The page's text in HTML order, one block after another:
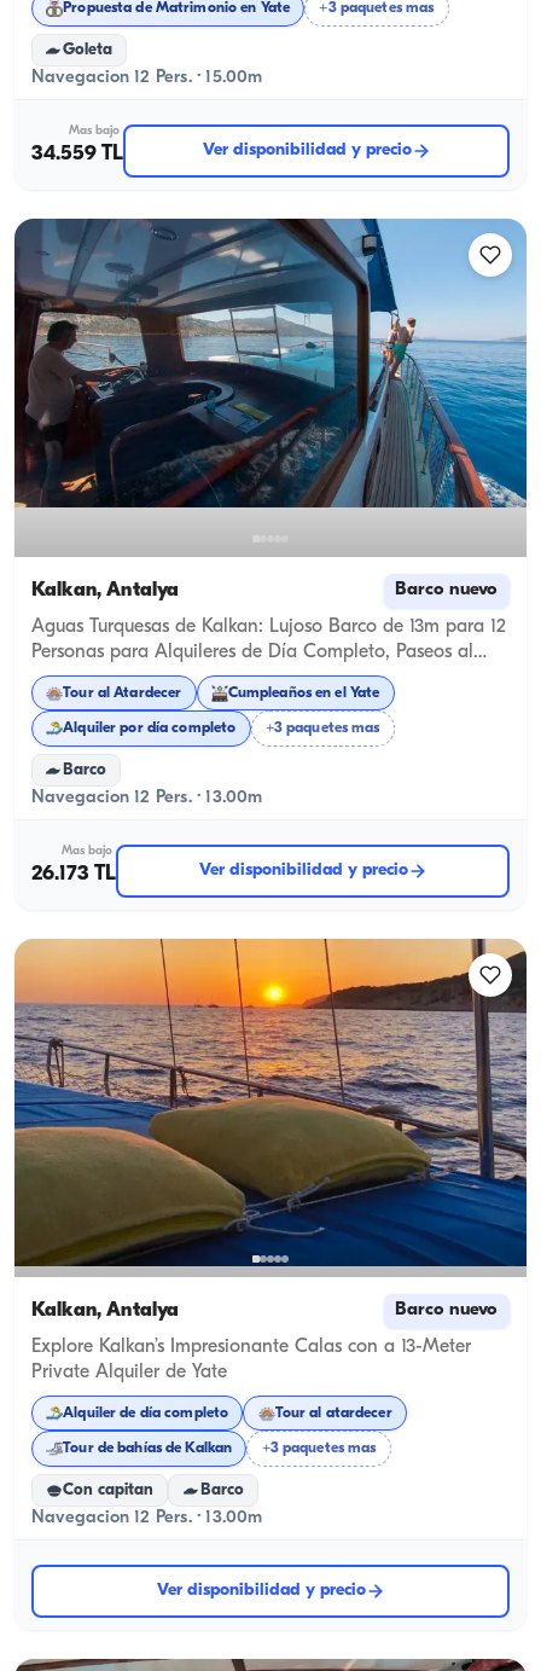
Propuesta de Matrimonio en Yate +3 paquetes mas
Goleta
Navegacion 12 Pers. · 15.00m
Mas bajo
34.559 TL Ver disponibilidad y precio
Kalkan, Antalya Barco nuevo
Aguas Turquesas de Kalkan: Lujoso Barco de 13m para 12
Personas para Alquileres de Día Completo, Paseos al
Atardecer, Paseos por las Bahías de Kalkan, Pedidas de
Mano a Bordo, Cumpleaños y Despedidas de Soltero
Tour al Atardecer Cumpleaños en el Yate
Alquiler por día completo +3 paquetes mas
Barco
Navegacion 12 Pers. · 13.00m
Mas bajo
26.173 TL Ver disponibilidad y precio
Kalkan, Antalya Barco nuevo
Explore Kalkan’s Impresionante Calas con a 13-Meter
Private Alquiler de Yate
Alquiler de día completo Tour al atardecer
Tour de bahías de Kalkan +3 paquetes mas
Con capitan Barco
Navegacion 12 Pers. · 13.00m
Ver disponibilidad y precio